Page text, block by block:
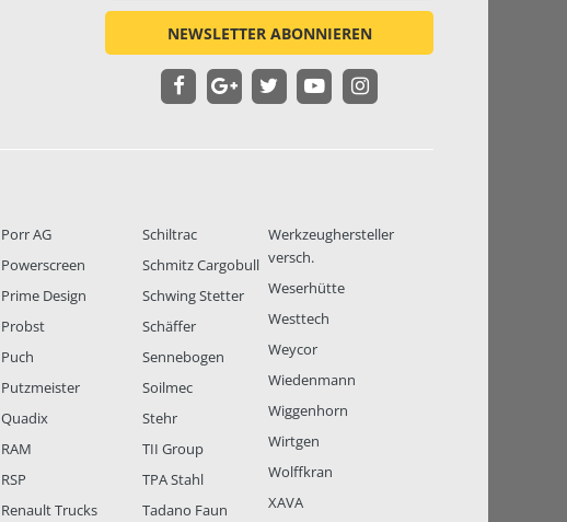
NEWSLETTER ABONNIEREN
Porr AG
Powerscreen
Prime Design
Probst
Puch
Putzmeister
Quadix
RAM
RSP
Renault Trucks
Schiltrac
Schmitz Cargobull
Schwing Stetter
Schäffer
Sennebogen
Soilmec
Stehr
TII Group
TPA Stahl
Tadano Faun
Werkzeughersteller
versch.
Weserhütte
Westtech
Weycor
Wiedenmann
Wiggenhorn
Wirtgen
Wolffkran
XAVA